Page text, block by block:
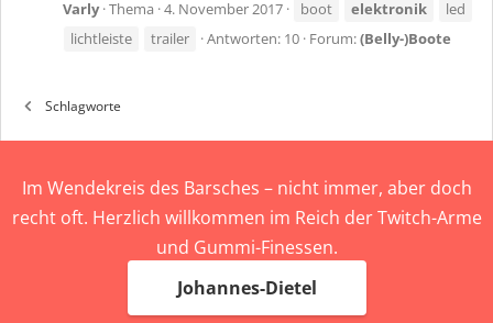
Varly Thema 4. November 2017 boot elektronik
led
lichtleiste
trailer Antworten: 10 Forum:(Belly-)Boote
Schlagworte
Im Wendekreis des Barsches – nicht immer, aber doch
recht oft. Herzlich willkommen im Reich der Twitch-Arme
und Gummi-Finessen.
Johannes-Dietel